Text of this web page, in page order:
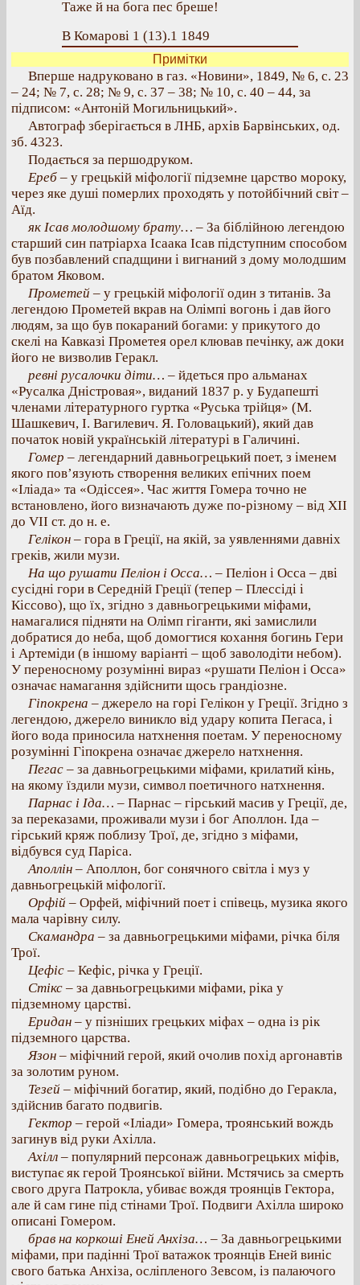
Таже й на бога пес бреше!
В Комарові 1 (13).1 1849
Примітки
Вперше надруковано в газ. «Новини», 1849, № 6, с. 23
– 24; № 7, с. 28; № 9, с. 37 – 38; № 10, с. 40 – 44, за
підписом: «Антоній Могильницький».
Автограф зберігається в ЛНБ, архів Барвінських, од.
зб. 4323.
Подається за першодруком.
Ереб – у грецькій міфології підземне царство мороку,
через яке душі померлих проходять у потойбічний світ –
Аїд.
як Ісав молодшому брату… – За біблійною легендою
старший син патріарха Ісаака Ісав підступним способом
був позбавлений спадщини і вигнаний з дому молодшим
братом Яковом.
Прометей – у грецькій міфології один з титанів. За
легендою Прометей вкрав на Олімпі вогонь і дав його
людям, за що був покараний богами: у прикутого до
скелі на Кавказі Прометея орел клював печінку, аж доки
його не визволив Геракл.
ревні русалочки діти… – йдеться про альманах
«Русалка Дністровая», виданий 1837 р. у Будапешті
членами літературного гуртка «Руська трійця» (М.
Шашкевич, І. Вагилевич. Я. Головацький), який дав
початок новій українській літературі в Галичині.
Гомер – легендарний давньогрецький поет, з іменем
якого пов’язують створення великих епічних поем
«Іліада» та «Одіссея». Час життя Гомера точно не
встановлено, його визначають дуже по-різному – від XII
до VII ст. до н. е.
Гелікон – гора в Греції, на якій, за уявленнями давніх
греків, жили музи.
На що рушати Пеліон і Осса… – Пеліон і Осса – дві
сусідні гори в Середній Греції (тепер – Плессіді і
Кіссово), що їх, згідно з давньогрецькими міфами,
намагалися підняти на Олімп гіганти, які замислили
добратися до неба, щоб домогтися кохання богинь Гери
і Артеміди (в іншому варіанті – щоб заволодіти небом).
У переносному розумінні вираз «рушати Пеліон і Осса»
означає намагання здійснити щось грандіозне.
Гіпокрена – джерело на горі Гелікон у Греції. Згідно з
легендою, джерело виникло від удару копита Пегаса, і
його вода приносила натхнення поетам. У переносному
розумінні Гіпокрена означає джерело натхнення.
Пегас – за давньогрецькими міфами, крилатий кінь,
на якому їздили музи, символ поетичного натхнення.
Парнас і Іда… – Парнас – гірський масив у Греції, де,
за переказами, проживали музи і бог Аполлон. Іда –
гірський кряж поблизу Трої, де, згідно з міфами,
відбувся суд Паріса.
Аполлін – Аполлон, бог сонячного світла і муз у
давньогрецькій міфології.
Орфій – Орфей, міфічний поет і співець, музика якого
мала чарівну силу.
Скамандра – за давньогрецькими міфами, річка біля
Трої.
Цефіс – Кефіс, річка у Греції.
Стікс – за давньогрецькими міфами, ріка у
підземному царстві.
Еридан – у пізніших грецьких міфах – одна із рік
підземного царства.
Язон – міфічний герой, який очолив похід аргонавтів
за золотим руном.
Тезей – міфічний богатир, який, подібно до Геракла,
здійснив багато подвигів.
Гектор – герой «Іліади» Гомера, троянський вождь
загинув від руки Ахілла.
Ахілл – популярний персонаж давньогрецьких міфів,
виступає як герой Троянської війни. Мстячись за смерть
свого друга Патрокла, убиває вождя троянців Гектора,
але й сам гине під стінами Трої. Подвиги Ахілла широко
описані Гомером.
брав на коркоші Еней Анхіза… – За давньогрецькими
міфами, при падінні Трої ватажок троянців Еней виніс
свого батька Анхіза, осліпленого Зевсом, із палаючого